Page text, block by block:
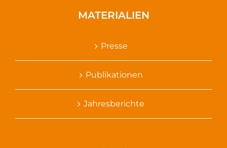
MATERIALIEN
Presse
Publikationen
Jahresberichte